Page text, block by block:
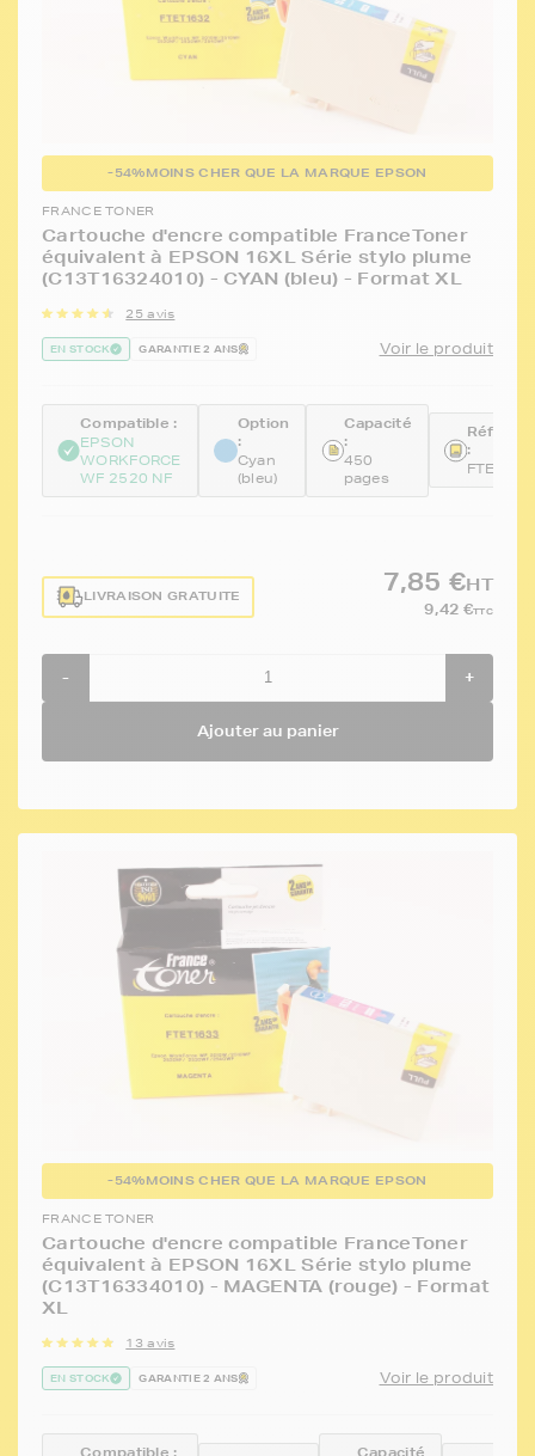
-54%MOINS CHER QUE LA MARQUE EPSON
FRANCE TONER
Cartouche d'encre compatible FranceToner
équivalent à EPSON 16XL Série stylo plume
(C13T16324010) - CYAN (bleu) - Format XL
25 avis
EN STOCK GARANTIE 2 ANS Voir le produit
Compatible :
EPSON
WORKFORCE
WF 2520 NF
Option
:
Cyan
(bleu)
Capacité
:
450
pages
:
LIVRAISON GRATUITE
7,85 €HT
9,42 €TTC
- +
Ajouter au panier
-54%MOINS CHER QUE LA MARQUE EPSON
FRANCE TONER
Cartouche d'encre compatible FranceToner
équivalent à EPSON 16XL Série stylo plume
(C13T16334010) - MAGENTA (rouge) - Format
XL
13 avis
EN STOCK GARANTIE 2 ANS Voir le produit